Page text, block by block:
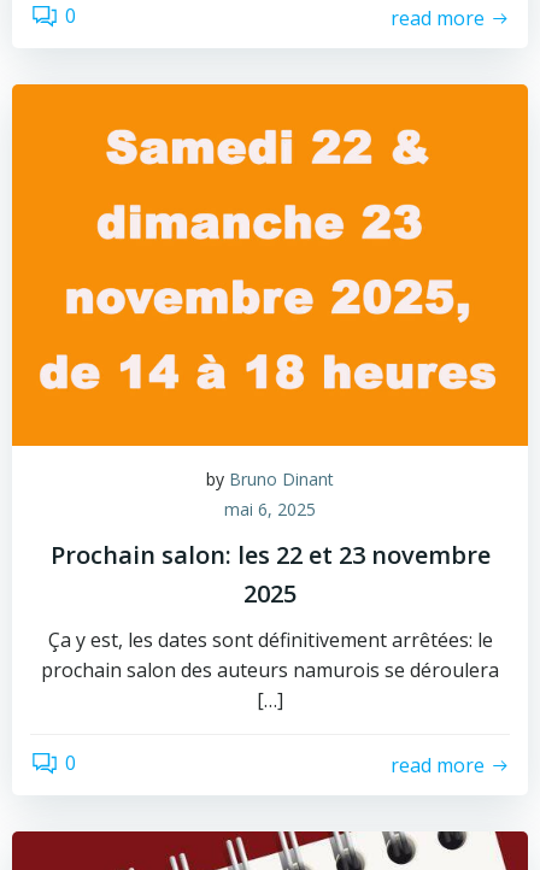
0 read more
by Bruno Dinant
mai 6, 2025
Prochain salon: les 22 et 23 novembre
2025
Ça y est, les dates sont définitivement arrêtées: le
prochain salon des auteurs namurois se déroulera
[…]
0 read more